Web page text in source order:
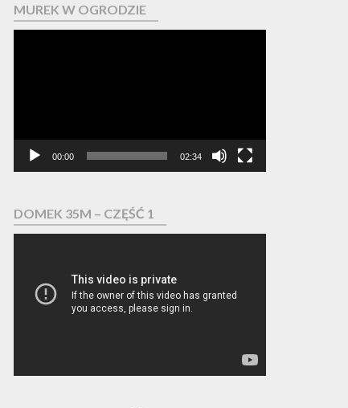
MUREK W OGRODZIE
00:00 02:34
DOMEK 35M – CZĘŚĆ 1